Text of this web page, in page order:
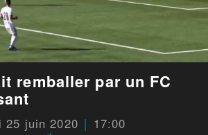
remballer par un FC
25 juin 2020
17:00